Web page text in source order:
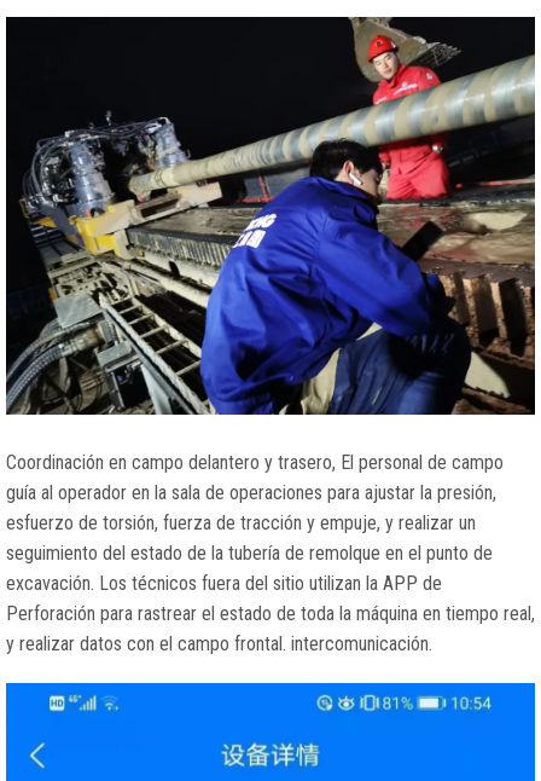
Coordinación en campo delantero y trasero, El personal de campo
guía al operador en la sala de operaciones para ajustar la presión,
esfuerzo de torsión, fuerza de tracción y empuje, y realizar un
seguimiento del estado de la tubería de remolque en el punto de
excavación. Los técnicos fuera del sitio utilizan la APP de
Perforación para rastrear el estado de toda la máquina en tiempo real,
y realizar datos con el campo frontal. intercomunicación.